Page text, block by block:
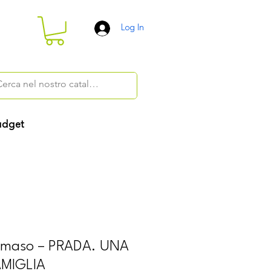
Log In
– PRADA. UNA